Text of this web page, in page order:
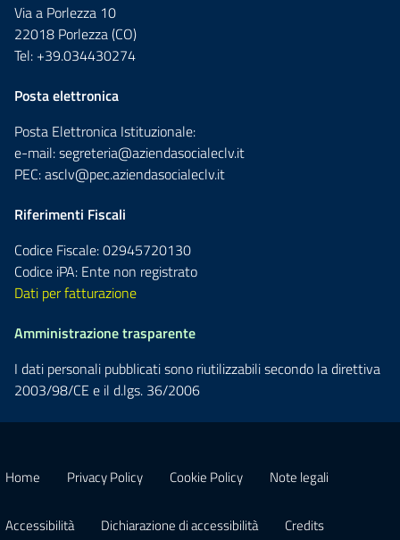
Via a Porlezza 10
22018 Porlezza (CO)
Tel: +39.034430274
Posta elettronica
Posta Elettronica Istituzionale:
e-mail:segreteria@aziendasocialeclv.it
PEC:asclv@pec.aziendasocialeclv.it
Riferimenti Fiscali
Codice Fiscale: 02945720130
Codice iPA: Ente non registrato
Dati per fatturazione
Amministrazione trasparente
I dati personali pubblicati sono riutilizzabili secondo la direttiva
2003/98/CE e il d.lgs. 36/2006
Home Privacy Policy Cookie Policy Note legali
Accessibilità Dichiarazione di accessibilità Credits